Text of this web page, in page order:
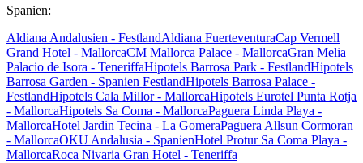
Spanien:
Aldiana Andalusien - FestlandAldiana FuerteventuraCap Vermell
Grand Hotel - MallorcaCM Mallorca Palace - MallorcaGran Melia
Palacio de Isora - TeneriffaHipotels Barrosa Park - FestlandHipotels
Barrosa Garden - Spanien FestlandHipotels Barrosa Palace -
FestlandHipotels Cala Millor - MallorcaHipotels Eurotel Punta Rotja
- MallorcaHipotels Sa Coma - MallorcaPaguera Linda Playa -
MallorcaHotel Jardin Tecina - La GomeraPaguera Allsun Cormoran
- MallorcaOKU Andalusia - SpanienHotel Protur Sa Coma Playa -
MallorcaRoca Nivaria Gran Hotel - Teneriffa